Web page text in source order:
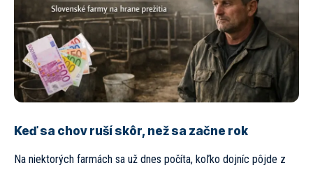
Keď sa chov ruší skôr, než sa začne rok
Na niektorých farmách sa už dnes počíta, koľko dojníc pôjde z